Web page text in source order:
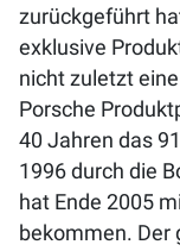
zurückgeführt
exklusive
nicht zuletzt
Porsche
40 Jahren das
1996 durch die
hat Ende 2005
bekommen. Der